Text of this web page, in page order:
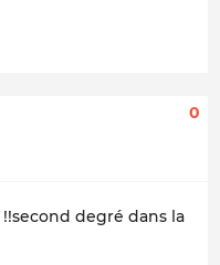
0
!!second degré dans la